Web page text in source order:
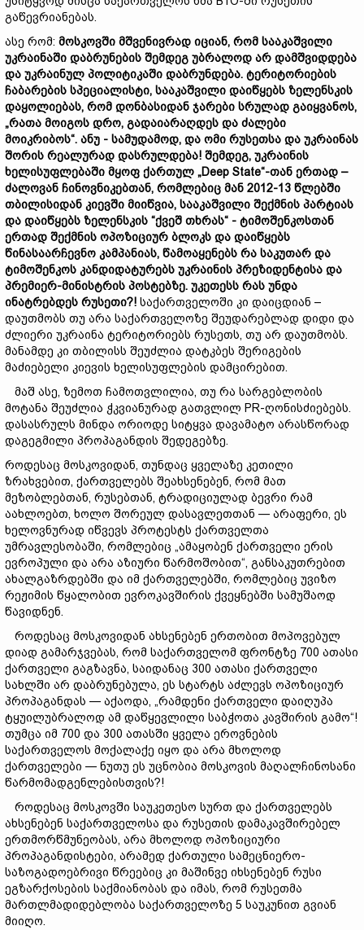
გაწევრიანებას.
ასე რომ: მოსკოვში მშვენივრად იციან, რომ სააკაშვილი
უკრაინაში დაბრუნების შემდეგ უბრალოდ არ დამშვიდდება
და უკრაინულ პოლიტიკაში დაბრუნდება. ტერიტორიების
ჩაბარების სპეციალისტი, სააკაშვილი დაიწყებს ზელენსკის
დაყოლიებას, რომ დონბასიდან ჯარები სრულად გაიყვანოს,
„რათა მოიგოს დრო, გადაიარაღდეს და ძალები
მოიკრიბოს“. ანუ - სამუდამოდ, და ომი რუსეთსა და უკრაინას
შორის რეალურად დასრულდება! შემდეგ, უკრაინის
ხელისუფლებაში მყოფ ქართულ „Deep State“-თან ერთად –
ძალოვან ჩინოვნიკებთან, რომლებიც მან 2012-13 წლებში
თბილისიდან კიევში მიიწვია, სააკაშვილი შექმნის პარტიას
და დაიწყებს ზელენსკის “ქვეშ თხრას“ - ტიმოშენკოსთან
ერთად შექმნის ოპოზიციურ ბლოკს და დაიწყებს
წინასაარჩევნო კამპანიას, წამოაყენებს რა საკუთარ და
ტიმოშენკოს კანდიდატურებს უკრაინის პრეზიდენტისა და
პრემიერ-მინისტრის პოსტებზე. უკეთესს რას უნდა
ინატრებდეს რუსეთი?! საქართველოში კი დაიცდიან –
დაუთმობს თუ არა საქართველოზე შეუდარებლად დიდი და
ძლიერი უკრაინა ტერიტორიებს რუსეთს, თუ არ დაუთმობს.
მანამდე კი თბილისს შეუძლია დატკბეს შერიგების
მაძიებელი კიევის ხელისუფლების დამცირებით.
მაშ ასე, ზემოთ ჩამოთვლილია, თუ რა სარგებლობის
მოტანა შეუძლია ჭკვიანურად გათვლილ PR-ღონისძიებებს.
დასასრულს მინდა ორიოდე სიტყვა დავამატო არასწორად
დაგეგმილი პროპაგანდის შედეგებზე.
როდესაც მოსკოვიდან, თუნდაც ყველაზე კეთილი
ზრახვებით, ქართველებს შეახსენებენ, რომ მათ
მეზობლებთან, რუსებთან, ტრადიციულად ბევრი რამ
აახლოებთ, ხოლო შორეულ დასავლეთთან — არაფერი, ეს
ხელოვნურად იწვევს პროტესტს ქართველთა
უმრავლესობაში, რომლებიც „ამაყობენ ქართველი ერის
ევროპული და არა აზიური წარმოშობით“, განსაკუთრებით
ახალგაზრდებში და იმ ქართველებში, რომლებიც უვიზო
რეჟიმის წყალობით ევროკავშირის ქვეყნებში სამუშაოდ
წავიდნენ.
როდესაც მოსკოვიდან ახსენებენ ერთობით მოპოვებულ
დიად გამარჯვებას, რომ საქართველომ ფრონტზე 700 ათასი
ქართველი გაგზავნა, საიდანაც 300 ათასი ქართველი
სახლში არ დაბრუნებულა, ეს სტარტს აძლევს ოპოზიციურ
პროპაგანდას — აქაოდა, „რამდენი ქართველი დაიღუპა
ტყუილუბრალოდ ამ დაწყევლილი საბჭოთა კავშირის გამო“!
თუმცა იმ 700 და 300 ათასში ყველა ეროვნების
საქართველოს მოქალაქე იყო და არა მხოლოდ
ქართველები — ნუთუ ეს უცნობია მოსკოვის მაღალჩინოსანი
წარმომადგენლებისთვის?!
როდესაც მოსკოვში საუკეთესო სურთ და ქართველებს
ახსენებენ საქართველოსა და რუსეთის დამაკავშირებელ
ერთმორწმუნეობას, არა მხოლოდ ოპოზიციური
პროპაგანდისტები, არამედ ქართული სამეცნიერო-
საზოგადოებრივი წრეებიც კი მაშინვე იხსენებენ რუსი
ეგზარქოსების საქმიანობას და იმას, რომ რუსეთმა
მართლმადიდებლობა საქართველოზე 5 საუკუნით გვიან
მიიღო.